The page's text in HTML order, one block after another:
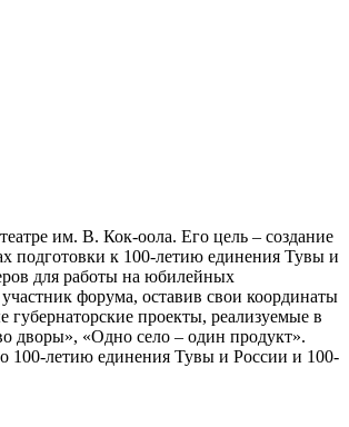
им. В. Кок-оола. Его цель – создание
подготовки к 100-летию единения Тувы и
для работы на юбилейных
форума, оставив свои координаты
губернаторские проекты, реализуемые в
дворы», «Одно село – один продукт».
100-летию единения Тувы и России и 100-